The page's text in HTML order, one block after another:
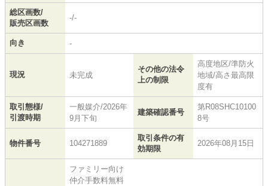
総区画数/
販売区画数
-/-
向き -
現況 未完成
その他の法令
上の制限
高度地区/準防火
地域/高さ最高限
度有
取引態様/
引渡時期
一般媒介/2026年
9月下旬
建築確認番号
第R08SHC10100
8号
物件番号 104271889
取引条件の有
効期限
2026年08月15日
ファミリー向け
仲介手数料無料